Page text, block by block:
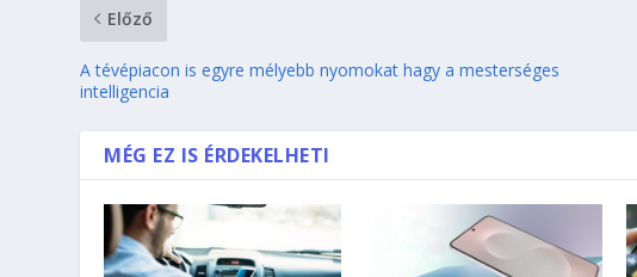
Előző
A tévépiacon is egyre mélyebb nyomokat hagy a mesterséges
intelligencia
MÉG EZ IS ÉRDEKELHETI